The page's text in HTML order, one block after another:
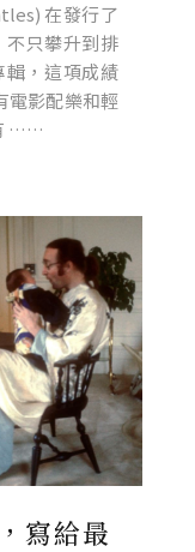
在發行了
只攀升到排
輯，這項成績
電影配樂和輕
……
寫給最